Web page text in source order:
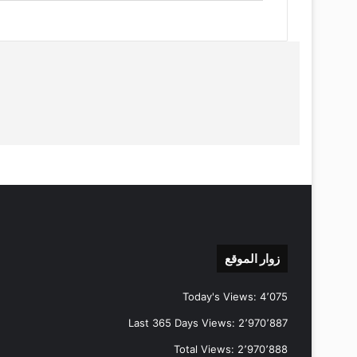
زوار الموقع
Today's Views: 4٬075
Last 365 Days Views: 2٬970٬887
Total Views: 2٬970٬888